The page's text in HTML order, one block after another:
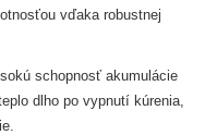
vďaka robustnej
schopnosť akumulácie
dlho po vypnutí kúrenia,